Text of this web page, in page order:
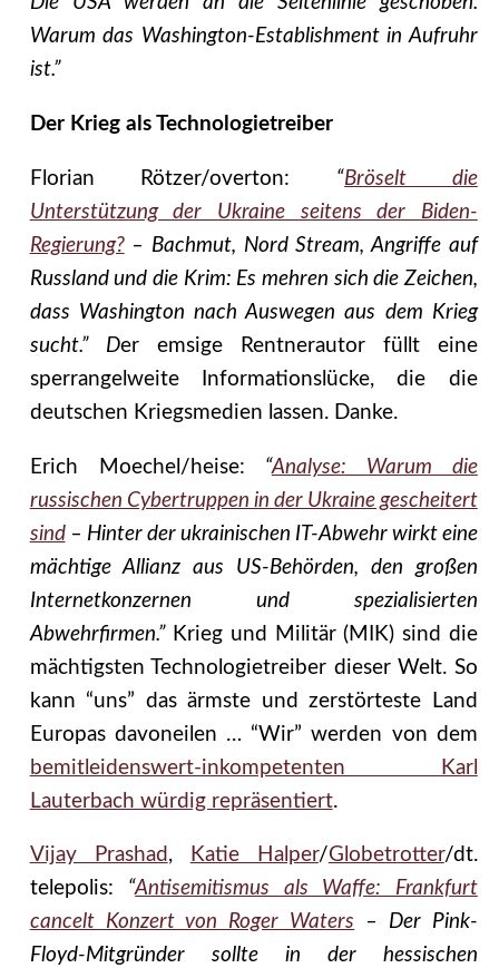
Warum das Washington-Establishment in Aufruhr
ist.”
Der Krieg als Technologietreiber
Florian Rötzer/overton: “Bröselt die
Unterstützung der Ukraine seitens der Biden-
Regierung?– Bachmut, Nord Stream, Angriffe auf
Russland und die Krim: Es mehren sich die Zeichen,
dass Washington nach Auswegen aus dem Krieg
sucht.” Der emsige Rentnerautor füllt eine
sperrangelweite Informationslücke, die die
deutschen Kriegsmedien lassen. Danke.
Erich Moechel/heise: “Analyse: Warum die
russischen Cybertruppen in der Ukraine gescheitert
sind– Hinter der ukrainischen IT-Abwehr wirkt eine
mächtige Allianz aus US-Behörden, den großen
Internetkonzernen und spezialisierten
Abwehrfirmen.”Krieg und Militär (MIK) sind die
mächtigsten Technologietreiber dieser Welt. So
kann “uns” das ärmste und zerstörteste Land
Europas davoneilen … “Wir” werden von dem
bemitleidenswert-inkompetenten Karl
Lauterbach würdig repräsentiert.
Vijay Prashad , Katie Halper/Globetrotter/dt.
telepolis: “Antisemitismus als Waffe: Frankfurt
cancelt Konzert von Roger Waters – Der Pink-
Floyd-Mitgründer sollte in der hessischen